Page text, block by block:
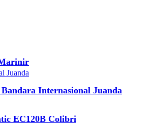
Internasional Juanda
EC120B Colibri